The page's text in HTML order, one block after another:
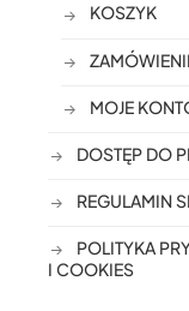
KOSZYK
MOJE
DOSTĘP DO
REGULAMIN
POLITYKA
I COOKIES